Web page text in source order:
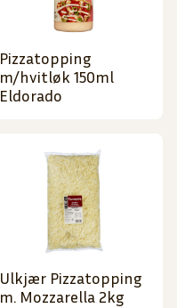
Pizzatopping
m/hvitløk 150ml
Eldorado
Ulkjær Pizzatopping
m. Mozzarella 2kg